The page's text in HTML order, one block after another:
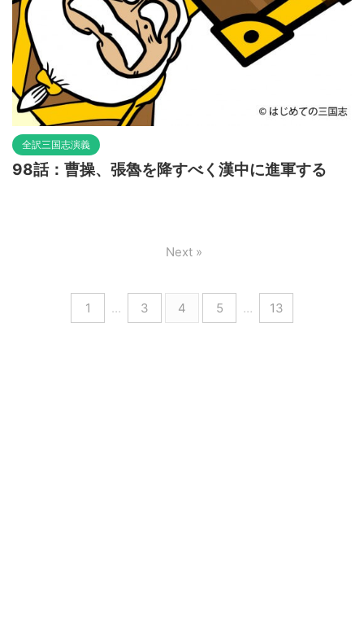
全訳三国志演義
98話：曹操、張魯を降すべく漢中に進軍する
1 … 3 4 5 … 13
Next »